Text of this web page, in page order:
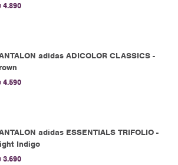
4.890
adidas ADICOLOR CLASSICS -
4.590
adidas ESSENTIALS TRIFOLIO -
Indigo
3.690